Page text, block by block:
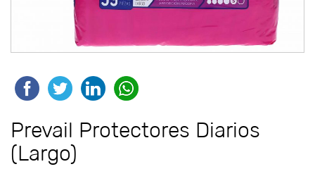
Prevail Protectores Diarios
(Largo)